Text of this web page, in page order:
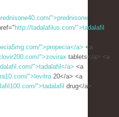
">prednisone
http://tadalafilus.com/">tadalafil
">propecia</a> <a
">zovirax tablets</a> <a
">tadalafil</a> <a
">levitra20</a> <a
">tadalafil drug</a>